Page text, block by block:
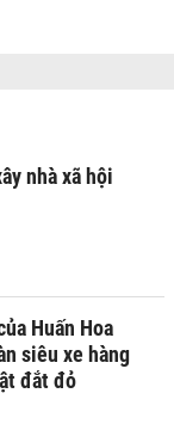
nhà xã hội
Huấn Hoa
siêu xe hàng
đắt đỏ